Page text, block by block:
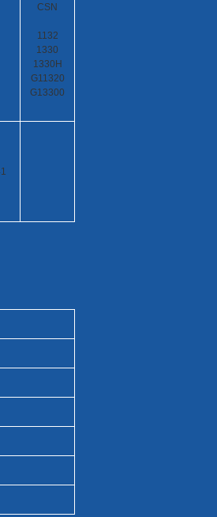
CSN
1132
1330
1330H
G11320
G13300